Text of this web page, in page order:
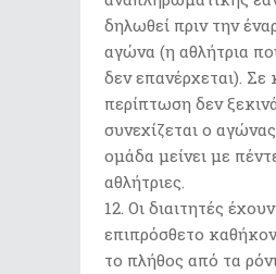
δηλωθεί πριν την
αγώνα (η αθλήτρια
δεν επανέρχεται). Σε
περίπτωση δεν
συνεχίζεται ο
ομάδα μείνει με
αθλήτριες.
Οι διαιτητές
επιπρόσθετο
το πλήθος από τα